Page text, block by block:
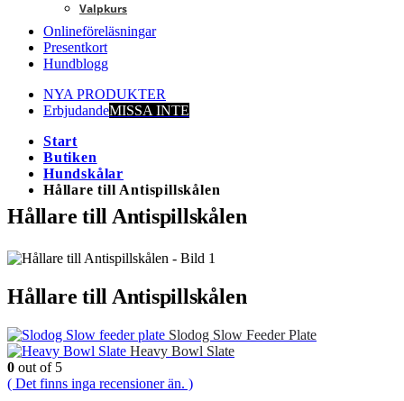
Valpkurs
Onlineföreläsningar
Presentkort
Hundblogg
NYA PRODUKTER
ErbjudandeMISSA INTE
Start
Butiken
Hundskålar
Hållare till Antispillskålen
Hållare till Antispillskålen
Hållare till Antispillskålen
Slodog Slow Feeder Plate
Heavy Bowl Slate
0 out of 5
( Det finns inga recensioner än. )